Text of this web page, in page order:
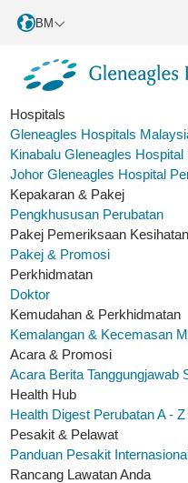
BM
Hospitals
Gleneagles Hospitals
Kinabalu Gleneagles Hospital
Johor Gleneagles Hospital
Kepakaran & Pakej
Pengkhususan Perubatan
Pakej Pemeriksaan Kesihatan
Pakej & Promosi
Perkhidmatan
Doktor
Kemudahan & Perkhidmatan
Kemalangan & Kecemasan
Acara & Promosi
Acara Berita Tanggungjawab
Health Hub
Health Digest Perubatan A - Z
Pesakit & Pelawat
Panduan Pesakit
Rancang Lawatan Anda